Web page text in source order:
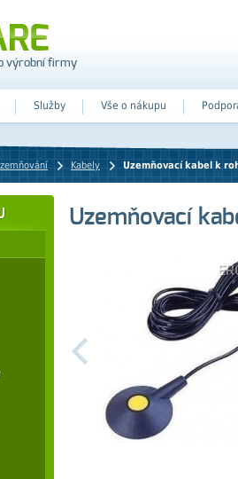
výrobní firmy
Služby Vše o nákupu
Kabely Uzemňovací kabel k
Uzemňovací